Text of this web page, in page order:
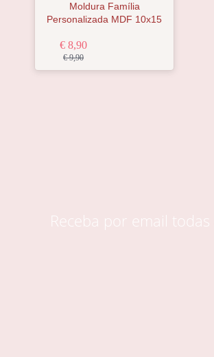
Moldura Família
Personalizada MDF 10x15
€ 8,90
€ 9,90
Receba por email